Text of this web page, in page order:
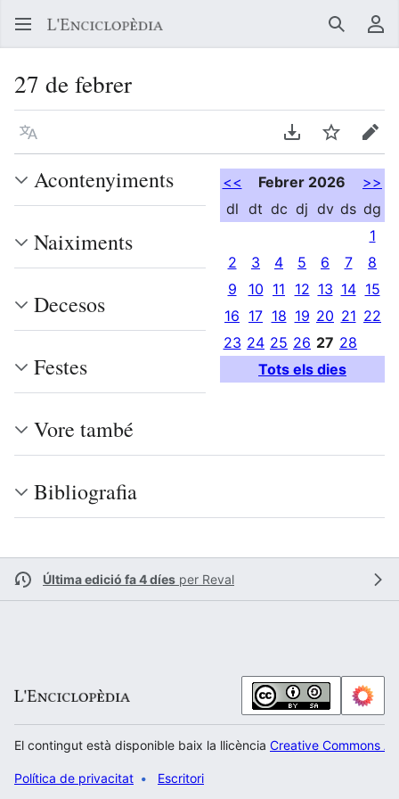
Buscar
27 de febrer
Llegir en un atre idioma Descarregar en
Vigilar
<< Febrer 2026
>>
dl dt dc dj dv ds dg
1
2
3 4 5 6 7
8
9
10 11 12 13 14 15
16 17 18 19 20 21 22
23 24 25 26 27 28
Tots els dies
Acontenyiments
Naiximents
Decesos
Festes
Vore també
Bibliografia
Última edició fa 4 díes per Reval
El contingut està disponible baix la llicència Creative Commons
Política de privacitat Escritori